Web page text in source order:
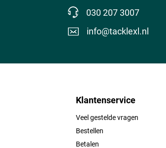
030 207 3007
info@tacklexl.nl
Klantenservice
Veel gestelde vragen
Bestellen
Betalen